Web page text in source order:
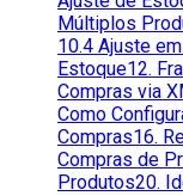
Múltiplos
10.4 Ajuste
Estoque12.
Compras via
Como
Compras16.
Compras de
Produtos20.